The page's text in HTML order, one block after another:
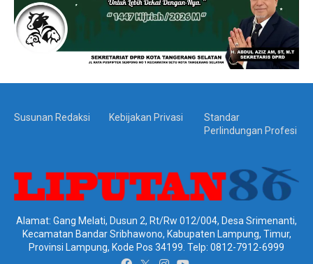
Susunan Redaksi Kebijakan Privasi
Standar
Perlindungan Profesi
Alamat: Gang Melati, Dusun 2, Rt/Rw 012/004, Desa Srimenanti,
Kecamatan Bandar Sribhawono, Kabupaten Lampung, Timur,
Provinsi Lampung, Kode Pos 34199. Telp: 0812-7912-6999